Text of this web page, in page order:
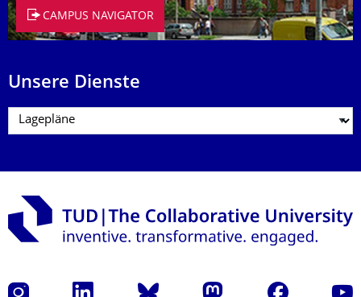
CAMPUS NAVIGATOR
Unsere Dienste
Instagram LinkedIn Bluesky Mastodon Facebook